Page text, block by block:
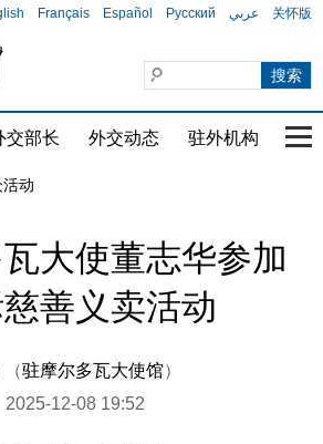
Français Español Русский عربي 关怀版
交部长 外交动态 驻外机构 国
动
大使董志华参加
善义卖活动
驻摩尔多瓦大使馆）
2025-12-08 19:52